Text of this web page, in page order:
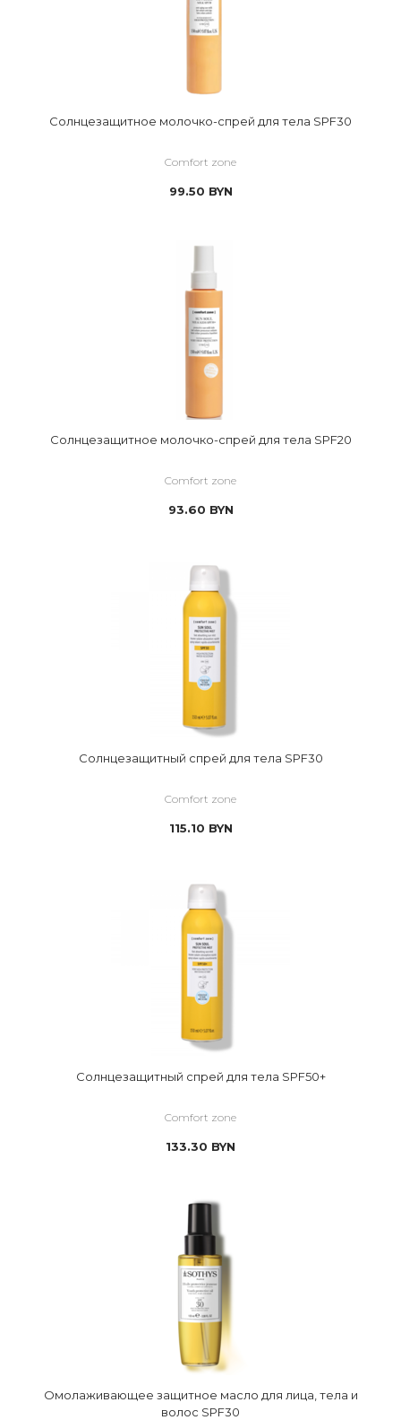
Солнцезащитное молочко-спрей для тела SPF30
Comfort zone
99.50 BYN
Солнцезащитное молочко-спрей для тела SPF20
Comfort zone
93.60 BYN
Солнцезащитный спрей для тела SPF30
Comfort zone
115.10 BYN
Солнцезащитный спрей для тела SPF50+
Comfort zone
133.30 BYN
Омолаживающее защитное масло для лица, тела и
волос SPF30